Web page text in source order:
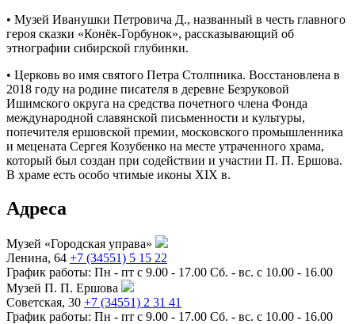
• Музей Иванушки Петровича Д., названный в честь главного
героя сказки «Конёк-Горбунок», рассказывающий об
этнографии сибирской глубинки.
• Церковь во имя святого Петра Столпника. Восстановлена в
2018 году на родине писателя в деревне Безруковой
Ишимского округа на средства почетного члена Фонда
международной славянской письменности и культуры,
попечителя ершовской премии, московского промышленника
и мецената Сергея Козубенко на месте утраченного храма,
который был создан при содействии и участии П. П. Ершова.
В храме есть особо чтимые иконы XIX в.
Адреса
Музей «Городская управа»
Ленина, 64 +7 (34551) 5 15 22
График работы: Пн - пт с 9.00 - 17.00 Сб. - вс. с 10.00 - 16.00
Музей П. П. Ершова
Советская, 30 +7 (34551) 2 31 41
График работы: Пн - пт с 9.00 - 17.00 Сб. - вс. с 10.00 - 16.00